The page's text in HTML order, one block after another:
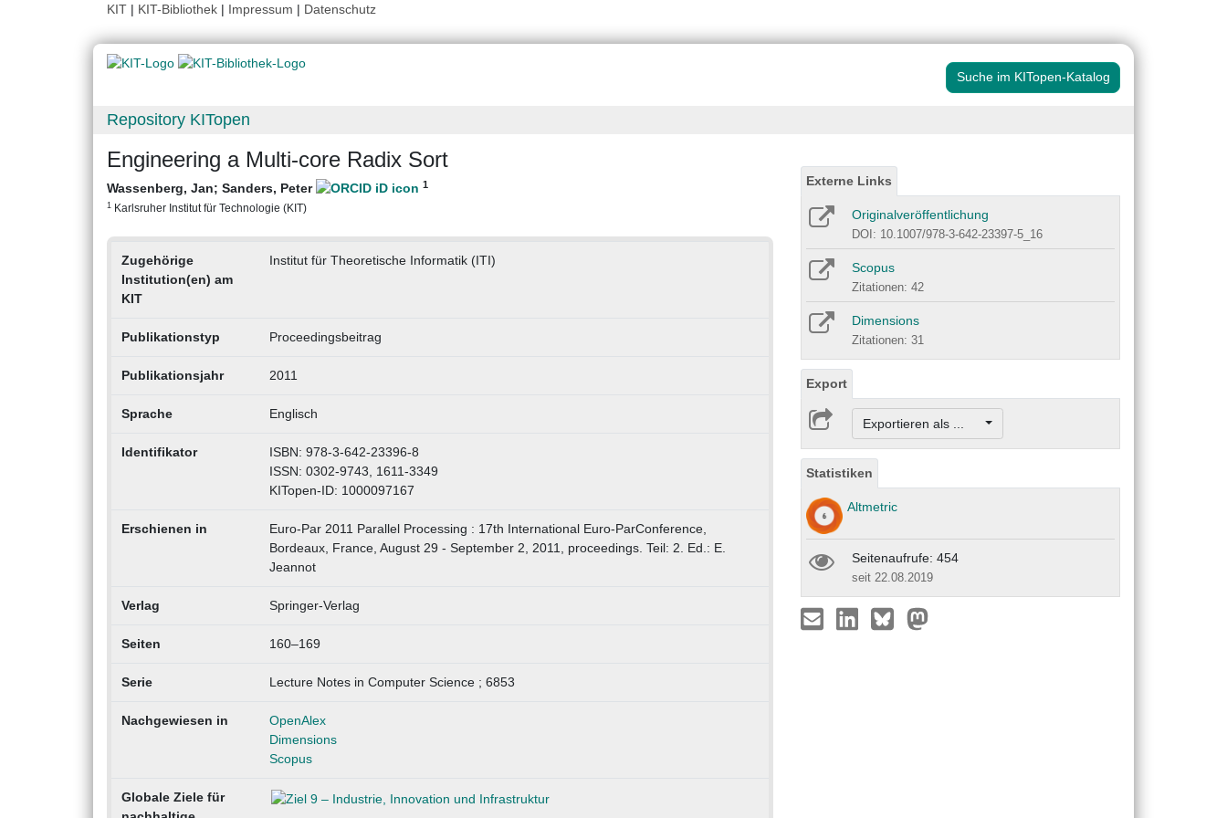
KIT | KIT-Bibliothek | Impressum | Datenschutz
Suche im KITopen-Katalog
Repository KITopen
Engineering a Multi-core Radix Sort
Wassenberg, Jan; Sanders, Peter 1
1 Karlsruher Institut für Technologie (KIT)
Zugehörige
Institution(en) am
KIT
Institut für Theoretische Informatik (ITI)
Publikationstyp Proceedingsbeitrag
Publikationsjahr 2011
Sprache Englisch
Identifikator
ISBN: 978-3-642-23396-8
ISSN: 0302-9743, 1611-3349
KITopen-ID: 1000097167
Erschienen in
Euro-Par 2011 Parallel Processing : 17th International Euro-ParConference,
Bordeaux, France, August 29 - September 2, 2011, proceedings. Teil: 2. Ed.: E.
Jeannot
Verlag Springer-Verlag
Seiten 160–169
Serie Lecture Notes in Computer Science ; 6853
Nachgewiesen in
OpenAlex
Dimensions
Scopus
Globale Ziele für
Externe Links
Originalveröffentlichung
DOI: 10.1007/978-3-642-23397-5_16
Scopus
Zitationen: 42
Dimensions
Zitationen: 31
Export
Exportieren als ...
Statistiken
Altmetric
Seitenaufrufe: 454
seit 22.08.2019